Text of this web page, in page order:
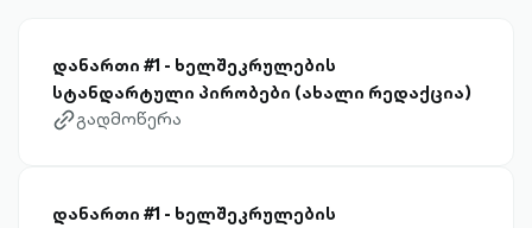
დანართი #1 - ხელშეკრულების
სტანდარტული პირობები (ახალი რედაქცია)
link-diagonal-outlined
გადმოწერა
დანართი #1 - ხელშეკრულების